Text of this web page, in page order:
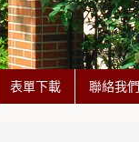
表單下載 聯絡我們